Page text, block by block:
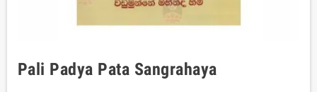
Pali Padya Pata Sangrahaya